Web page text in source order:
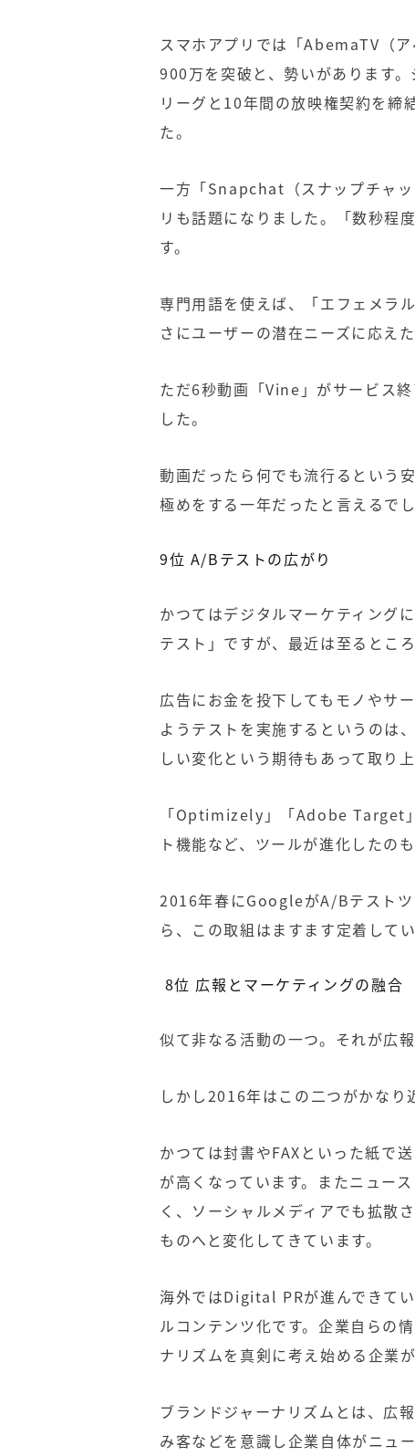
スマホアプリでは「AbemaTV （
900万を突破と、勢いがあります
リーグと 10年間の放映権契約を締
た。
一方「Snapchat （スナップチャ
リも話題になりました。「数秒程
す。
専門用語を使えば、「エフェメラ
さにユーザーの潜在ニーズに応え
ただ6秒動画「Vine 」がサービス
した。
動画だったら何でも流行るという
極めをする一年だったと言えるでし
9位 A/Bテストの広がり
かつてはデジタルマーケティング
テスト 」ですが、最近は至るとこ
広告にお金を投下してもモノやサ
ようテストを実施するというのは
しい変化という期待もあって取り
「Optimizely 」「Adobe Target
ト機能など、ツールが進化したの
2016年春にGoogleがA/Bテスト
ら、この取組はますます定着してい
8位 広報とマーケティングの融合
似て非なる活動の一つ。それが広
しかし2016年はこの二つがかなり
かつては封書やFAX といった紙で
が高くなっています。またニュー
く、ソーシャルメディアでも拡散
ものへと変化してきています。
海外ではDigital PRが進んできて
ルコンテンツ化です。企業自らの
ナリズムを真剣に考え始める企業
ブランドジャーナリズムとは、広
み客などを意識し企業自体がニュ